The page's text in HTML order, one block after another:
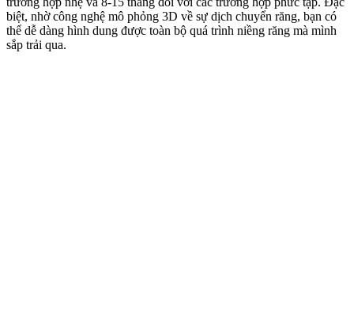
biệt, nhờ công nghệ mô phỏng 3D về sự dịch chuyển răng, bạn có
thể dễ dàng hình dung được toàn bộ quá trình niềng răng mà mình
sắp trải qua.